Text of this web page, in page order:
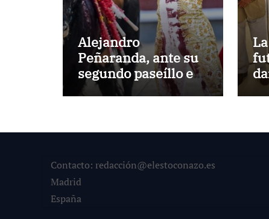
Alejandro
Peñaranda, ante su
segundo paseíllo en
Las Ventas esta
Contacto: redacción@elestoconazo.es
Madrid
España